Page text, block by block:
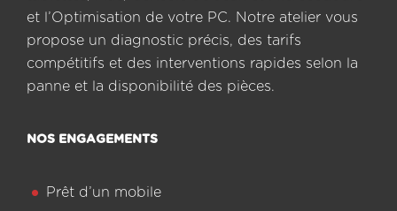
et l’Optimisation de votre PC. Notre atelier vous
propose un diagnostic précis, des tarifs
compétitifs et des interventions rapides selon la
panne et la disponibilité des pièces.
NOS ENGAGEMENTS
Prêt d’un mobile